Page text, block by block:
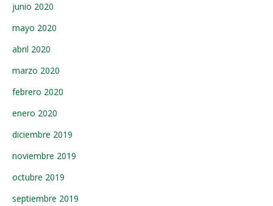
junio 2020
mayo 2020
abril 2020
marzo 2020
febrero 2020
enero 2020
diciembre 2019
noviembre 2019
octubre 2019
septiembre 2019